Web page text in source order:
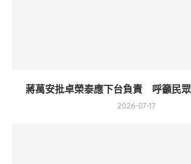
蔣萬安批卓榮泰應下台負責 呼籲民
2026-07-17